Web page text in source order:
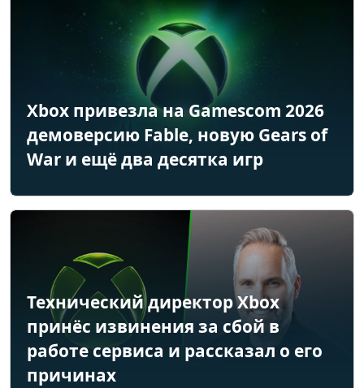
Xbox привезла на Gamescom 2026
демоверсию Fable, новую Gears of
War и ещё два десятка игр
Технический директор Xbox
принёс извинения за сбой в
работе сервиса и рассказал о его
причинах